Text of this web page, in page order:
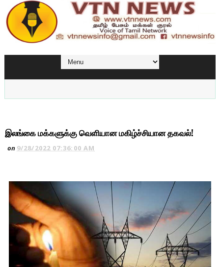
இலங்கை மக்களுக்கு வெளியான மகிழ்ச்சியான தகவல்!
on 9/28/2022 07:36:00 AM